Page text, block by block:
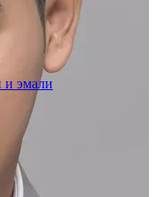
и эмали